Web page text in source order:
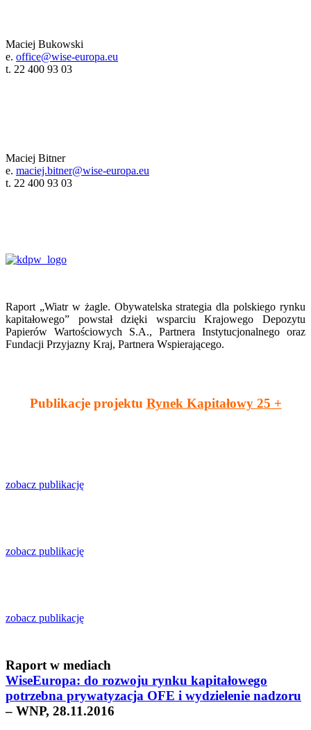
Maciej Bukowski
e. office@wise-europa.eu
t. 22 400 93 03
Maciej Bitner
e. maciej.bitner@wise-europa.eu
t. 22 400 93 03
Raport „Wiatr w żagle. Obywatelska strategia dla polskiego rynku
kapitałowego” powstał dzięki wsparciu Krajowego Depozytu
Papierów Wartościowych S.A., Partnera Instytucjonalnego oraz
Fundacji Przyjazny Kraj, Partnera Wspierającego.
Publikacje projektu Rynek Kapitałowy 25 +
zobacz publikację
zobacz publikację
zobacz publikację
Raport w mediach
WiseEuropa: do rozwoju rynku kapitałowego
potrzebna prywatyzacja OFE i wydzielenie nadzoru
– WNP, 28.11.2016